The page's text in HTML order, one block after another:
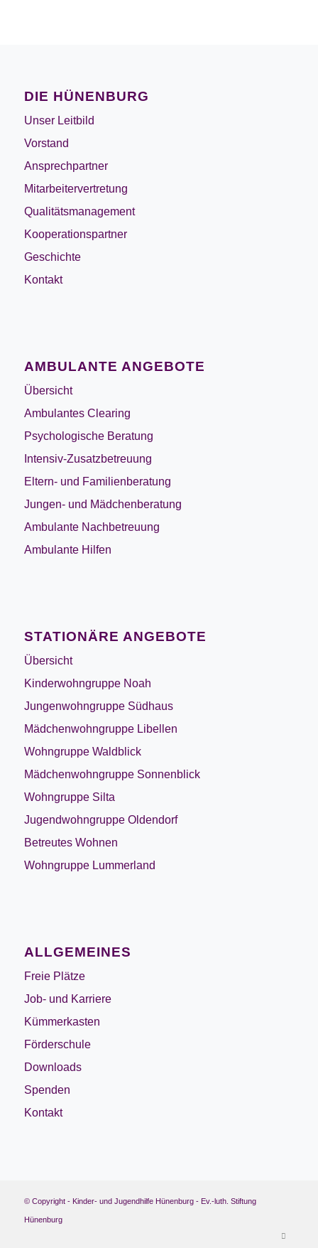
DIE HÜNENBURG
Unser Leitbild
Vorstand
Ansprechpartner
Mitarbeitervertretung
Qualitätsmanagement
Kooperationspartner
Geschichte
Kontakt
AMBULANTE ANGEBOTE
Übersicht
Ambulantes Clearing
Psychologische Beratung
Intensiv-Zusatzbetreuung
Eltern- und Familienberatung
Jungen- und Mädchenberatung
Ambulante Nachbetreuung
Ambulante Hilfen
STATIONÄRE ANGEBOTE
Übersicht
Kinderwohngruppe Noah
Jungenwohngruppe Südhaus
Mädchenwohngruppe Libellen
Wohngruppe Waldblick
Mädchenwohngruppe Sonnenblick
Wohngruppe Silta
Jugendwohngruppe Oldendorf
Betreutes Wohnen
Wohngruppe Lummerland
ALLGEMEINES
Freie Plätze
Job- und Karriere
Kümmerkasten
Förderschule
Downloads
Spenden
Kontakt
© Copyright - Kinder- und Jugendhilfe Hünenburg - Ev.-luth. Stiftung
Hünenburg